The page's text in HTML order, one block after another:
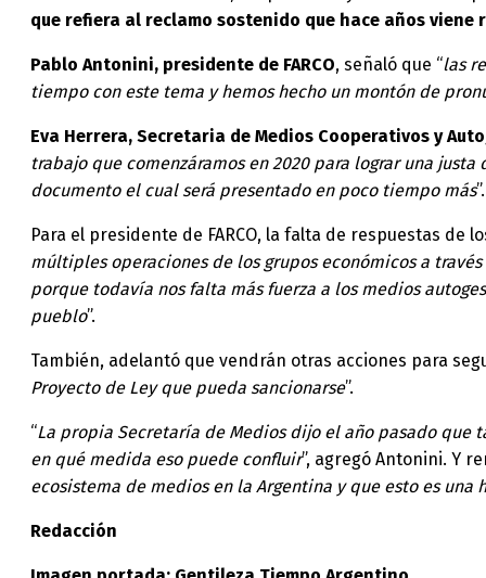
que refiera al reclamo sostenido que hace años
Pablo Antonini, presidente de FARCO, señaló que “las
tiempo con este tema y hemos hecho un montón de
Eva Herrera, Secretaria de Medios Cooperativos y
trabajo que comenzáramos en 2020 para lograr una
documento el cual será presentado en poco tiempo más”.
Para el presidente de FARCO, la falta de respuestas de
múltiples operaciones de los grupos económicos a
porque todavía nos falta más fuerza a los medios
pueblo”.
También, adelantó que vendrán otras acciones para
Proyecto de Ley que pueda sancionarse”.
“La propia Secretaría de Medios dijo el año pasado que
en qué medida eso puede confluir”, agregó Antonini. Y
ecosistema de medios en la Argentina y que esto es
Redacción